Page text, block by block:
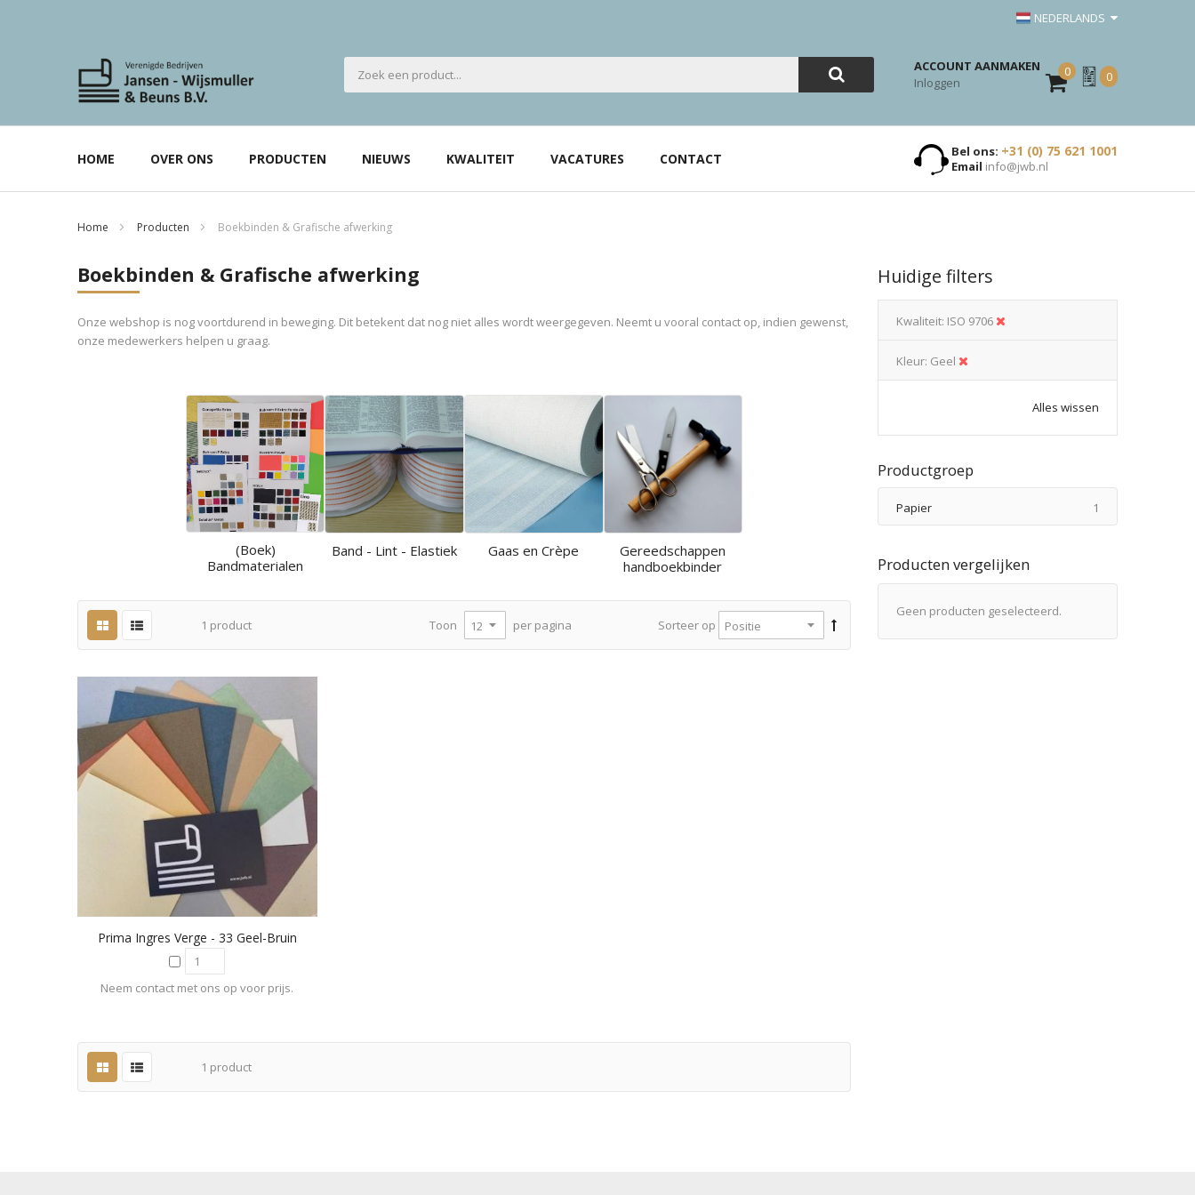
NEDERLANDS
ACCOUNT AANMAKEN
Inloggen
0
Mijn
Offerte
0
HOME OVER ONS PRODUCTEN NIEUWS KWALITEIT VACATURES CONTACT Bel ons: +31 (0) 75 621 1001
Email info@jwb.nl
Home Producten Boekbinden & Grafische afwerking
Boekbinden & Grafische afwerking
Onze webshop is nog voortdurend in beweging. Dit betekent dat nog niet alles wordt weergegeven. Neemt u vooral contact op, indien gewenst,
onze medewerkers helpen u graag.
(Boek)
Bandmaterialen
Band - Lint - Elastiek Gaas en Crèpe
Gereedschappen
handboekbinder
1 product Sorteer op
Toon per pagina
Prima Ingres Verge - 33 Geel-Bruin
Neem contact met ons op voor prijs.
1 product
Huidige filters
Kwaliteit ISO 9706
Kleur Geel
Alles wissen
Productgroep
Papier 1
Producten vergelijken
Geen producten geselecteerd.